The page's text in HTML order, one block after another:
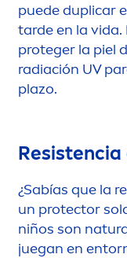
puede duplicar
tarde en la vida.
proteger la piel
radiación UV
plazo.
¿Sabías que la
un protector
niños son
juegan en